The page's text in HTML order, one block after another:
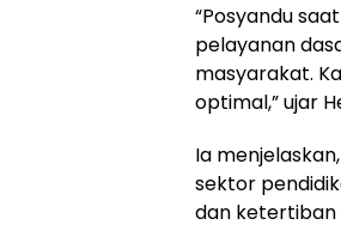
“Posyandu
pelayanan
masyarakat.
optimal,” ujar
Ia
sektor
dan ketertiban